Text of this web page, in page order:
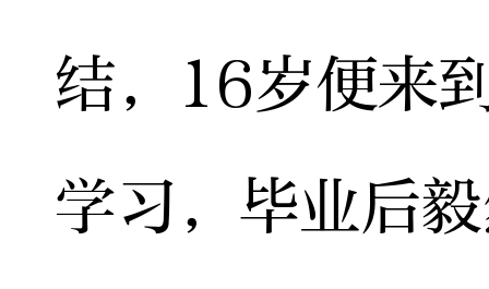
结，16岁便来
学习，毕业后